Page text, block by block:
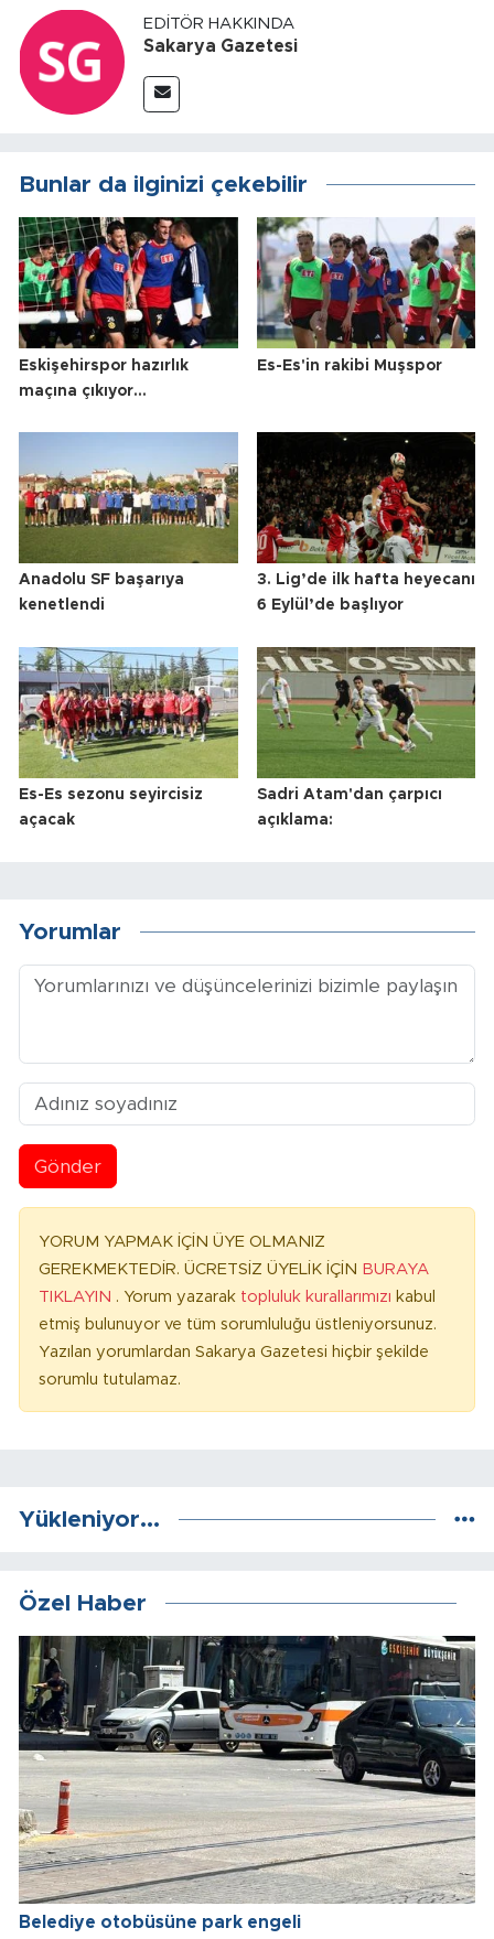
EDITÖR HAKKINDA
Sakarya Gazetesi
Bunlar da ilginizi çekebilir
Eskişehirspor hazırlık
maçına çıkıyor...
Es-Es'in rakibi Muşspor
Anadolu SF başarıya
kenetlendi
3. Lig’de ilk hafta heyecanı
6 Eylül’de başlıyor
Es-Es sezonu seyircisiz
açacak
Sadri Atam'dan çarpıcı
açıklama:
Yorumlar
Gönder
YORUM YAPMAK İÇİN ÜYE OLMANIZ
GEREKMEKTEDİR. ÜCRETSİZ ÜYELİK İÇİN BURAYA
TIKLAYIN . Yorum yazarak topluluk kurallarımızı kabul
etmiş bulunuyor ve tüm sorumluluğu üstleniyorsunuz.
Yazılan yorumlardan Sakarya Gazetesi hiçbir şekilde
sorumlu tutulamaz.
Yükleniyor...
Özel Haber
Belediye otobüsüne park engeli